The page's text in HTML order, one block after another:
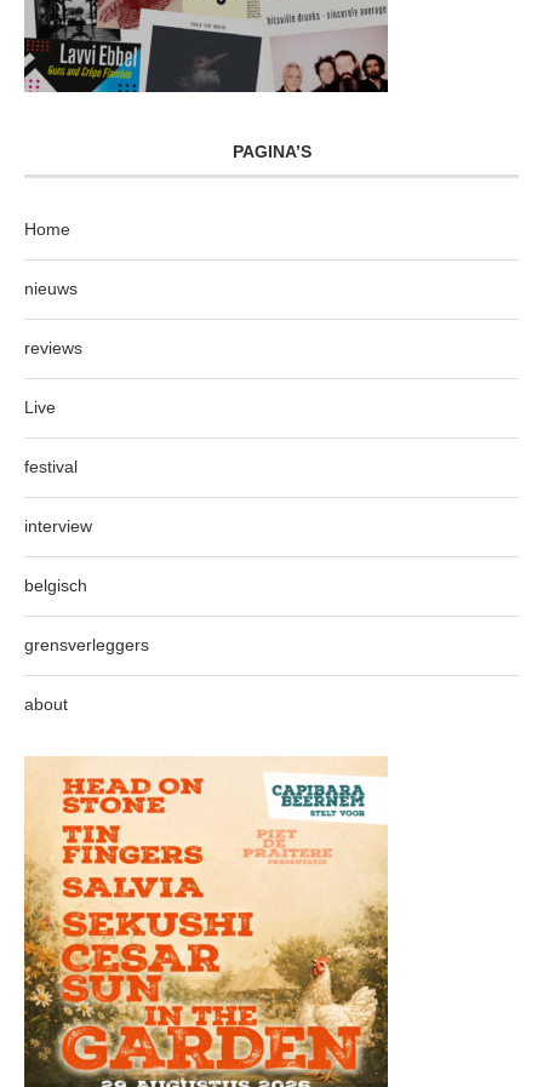
PAGINA’S
Home
nieuws
reviews
Live
festival
interview
belgisch
grensverleggers
about